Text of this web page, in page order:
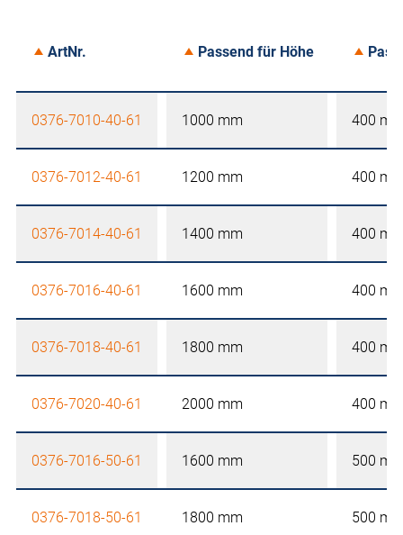
ArtNr. Passend für Höhe
0376-7010-40-61 1000 mm 400
0376-7012-40-61 1200 mm 400
0376-7014-40-61 1400 mm 400
0376-7016-40-61 1600 mm 400
0376-7018-40-61 1800 mm 400
0376-7020-40-61 2000 mm 400
0376-7016-50-61 1600 mm 500
0376-7018-50-61 1800 mm 500